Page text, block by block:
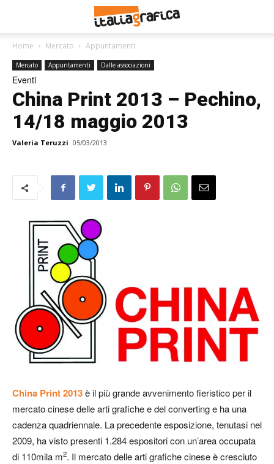
Home Mercato Appuntamenti
Mercato Appuntamenti Dalle associazioni
Eventi
China Print 2013 – Pechino,
14/18 maggio 2013
Valeria Teruzzi 05/03/2013
China Print 2013è il più grande avvenimento fieristico per il
mercato cinese delle arti grafiche e del converting e ha una
cadenza quadriennale. La precedente esposizione, tenutasi nel
2009, ha visto presenti 1.284 espositori con un’area occupata
di 110mila m2. Il mercato delle arti grafiche cinese è cresciuto